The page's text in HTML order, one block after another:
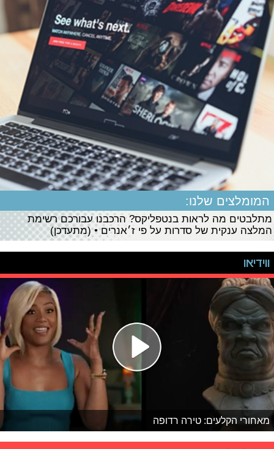
המומלצים שלנו:
מתלבטים מה לראות בנטפליקס? הרכבנו עבורכם רשימת
המלצה ענקית של סדרות על פי ז׳אנרים • (מתעדכן)
ווידיאו
מאחורי הקלעים: טירה רדופה